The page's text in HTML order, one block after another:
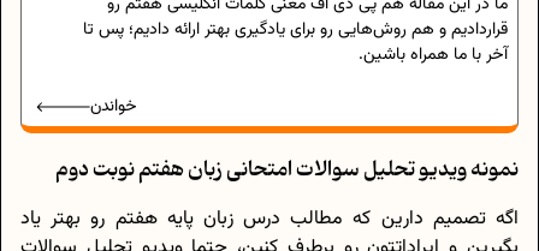
قراردادیم و هم روش‌هایی رو برای یادگیری بهتر ارائه دادیم؛ پس تا
آخر با ما همراه باشین.
خواندن
نمونه ویدیو تحلیل سوالات امتحانی زبان هفتم نوبت دوم
اگه تصمیم دارین که مطالب درس زبان پایه هفتم رو بهتر یاد